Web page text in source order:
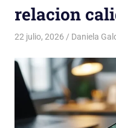
relacion
22 julio, 2026 Daniela